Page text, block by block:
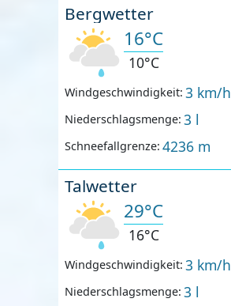
Bergwetter
16°C
10°C
Windgeschwindigkeit: 3 km/h
Niederschlagsmenge: 3 l
Schneefallgrenze: 4236 m
Talwetter
29°C
16°C
Windgeschwindigkeit: 3 km/h
Niederschlagsmenge: 3 l